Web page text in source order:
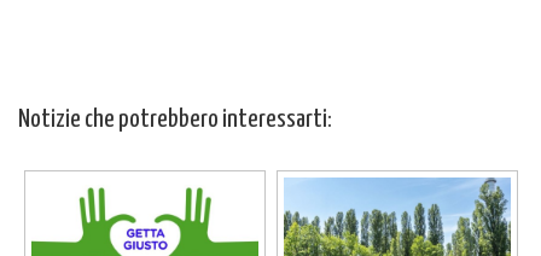
Notizie che potrebbero interessarti: